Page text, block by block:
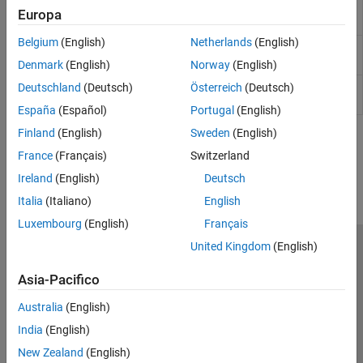
Motion Sensor
rotational systems
Ideal Torque Sensor
Sensore di coppia nei sistemi
meccanici rotazionali
Ideal Translational
Motion sensor in mechanical
Europa
Belgium (English)
Denmark (English)
Deutschland (Deutsch)
España (Español)
Finland (English)
France (Français)
Ireland (English)
Italia (Italiano)
Luxembourg (English)
Netherlands(English)
Norway(English)
Österreich (Deutsch)
Portugal (English)
Sweden (English)
Switzerland
Deutsch
English
Français
United Kingdom(English)
Asia-Pacifico
Australia (English)
India (English)
New Zealand (English)
Informativa sulla privacy
Antipirateria